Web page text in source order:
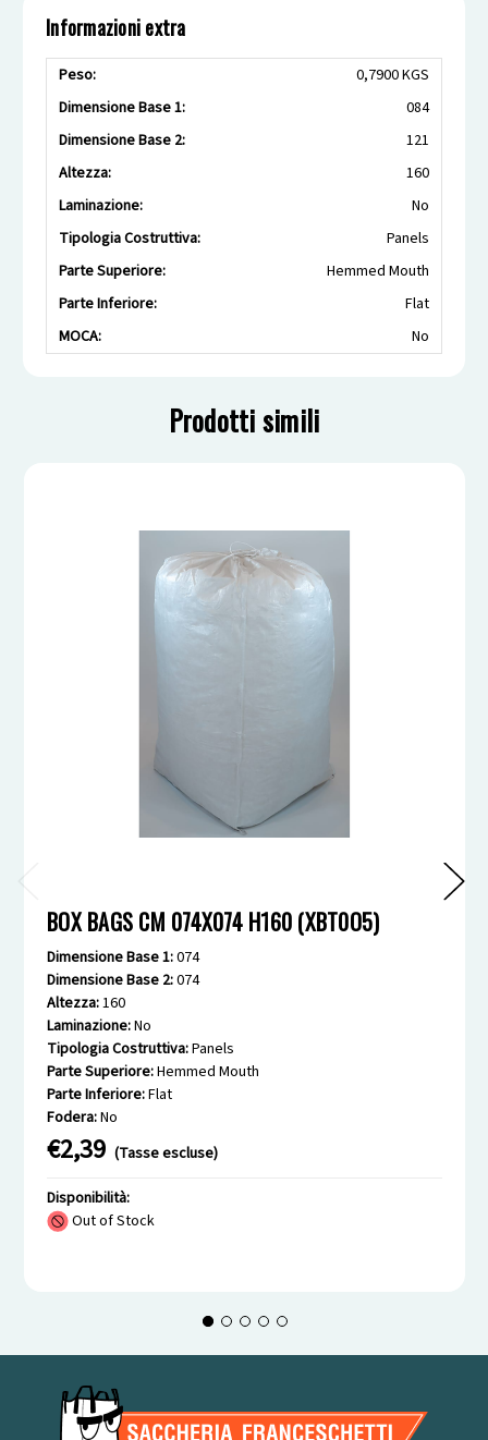
Informazioni extra
Peso:
0,7900 KGS
Dimensione Base 1:
084
Dimensione Base 2:
121
Altezza:
160
Laminazione:
No
Tipologia Costruttiva:
Panels
Parte Superiore:
Hemmed Mouth
Parte Inferiore:
Flat
MOCA:
No
Prodotti simili
BOX BAGS CM 074X074 H160 (XBT0O5)
Dimensione Base 1:074
Dimensione Base 2:074
Altezza:160
Laminazione:No
Tipologia Costruttiva:Panels
Parte Superiore:Hemmed Mouth
Parte Inferiore:Flat
Fodera:No
€2,39 (Tasse escluse)
Disponibilità:
Out of Stock